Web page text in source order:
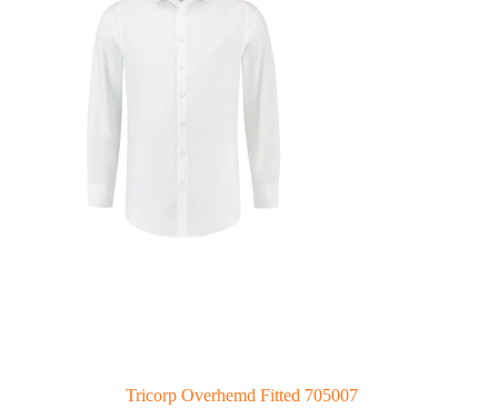
Tricorp Overhemd Fitted 705007